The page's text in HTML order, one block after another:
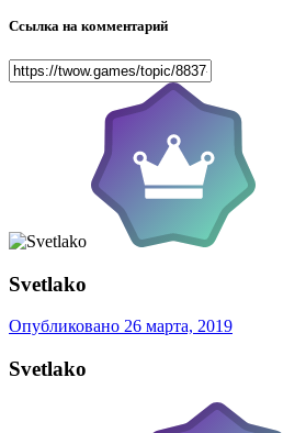
Ссылка на комментарий
Svetlako
Опубликовано 26 марта, 2019
Svetlako